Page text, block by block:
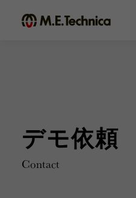
獣医科
他科
滅菌トレー
デモ依頼
Contact